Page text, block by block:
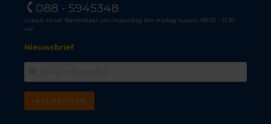
088 - 5945348
Lokaal tarief. Bereikbaar van maandag t/m vrijdag tussen 08.00 - 17.30
uur.
Nieuwsbrief
INSCHRIJVEN